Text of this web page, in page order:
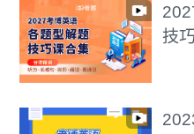
英语各题型解题
集
免费试听
年考博英语各